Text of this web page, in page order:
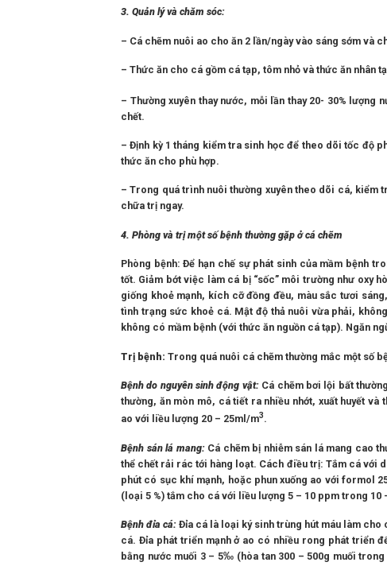
3. Quản lý và chăm sóc:
– Cá chẽm nuôi ao cho ăn 2 lần/ngày vào sáng sớm và
– Thức ăn cho cá gồm cá tạp, tôm nhỏ và thức ăn nhân
– Thường xuyên thay nước, mỗi lần thay 20- 30% lượng
chết.
– Định kỳ 1 tháng kiểm tra sinh học để theo dõi tốc độ
thức ăn cho phù hợp.
– Trong quá trình nuôi thường xuyên theo dõi cá, kiểm
chữa trị ngay.
4. Phòng và trị một số bệnh thường gặp ở cá chẽm
Phòng bệnh: Để hạn chế sự phát sinh của mầm bệnh
tốt. Giảm bớt việc làm cá bị “sốc” môi trường như oxy
giống khoẻ mạnh, kích cỡ đồng đều, màu sắc tươi
tình trạng sức khoẻ cá. Mật độ thả nuôi vừa phải,
không có mầm bệnh (với thức ăn nguồn cá tạp). Ngăn
Trị bệnh: Trong quá nuôi cá chẽm thường mắc một số
Bệnh do nguyên sinh động vật:Cá chẽm bơi lội bất
thường, ăn mòn mô, cá tiết ra nhiều nhớt, xuất huyết
ao với liều lượng 20 – 25ml/m3.
Bệnh sán lá mang:Cá chẽm bị nhiễm sán lá mang cao
thể chết rải rác tới hàng loạt. Cách điều trị: Tắm cá với
phút có sục khí mạnh, hoặc phun xuống ao với formol
(loại 5 %) tắm cho cá với liều lượng 5 – 10 ppm trong 10
Bệnh đỉa cá: Đỉa cá là loại ký sinh trùng hút máu làm cho
cá. Đỉa phát triển mạnh ở ao có nhiều rong phát triển
bằng nước muối 3 – 5‰ (hòa tan 300 – 500g muối